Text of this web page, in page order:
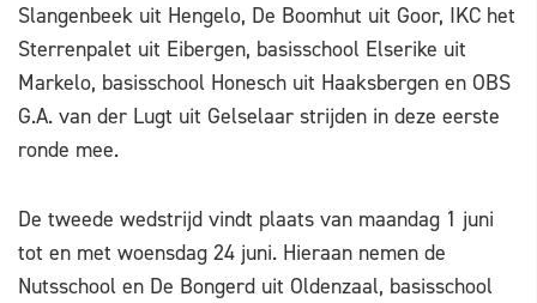
Slangenbeek uit Hengelo, De Boomhut uit Goor, IKC het
Sterrenpalet uit Eibergen, basisschool Elserike uit
Markelo, basisschool Honesch uit Haaksbergen en OBS
G.A. van der Lugt uit Gelselaar strijden in deze eerste
ronde mee.
De tweede wedstrijd vindt plaats van maandag 1 juni
tot en met woensdag 24 juni. Hieraan nemen de
Nutsschool en De Bongerd uit Oldenzaal, basisschool